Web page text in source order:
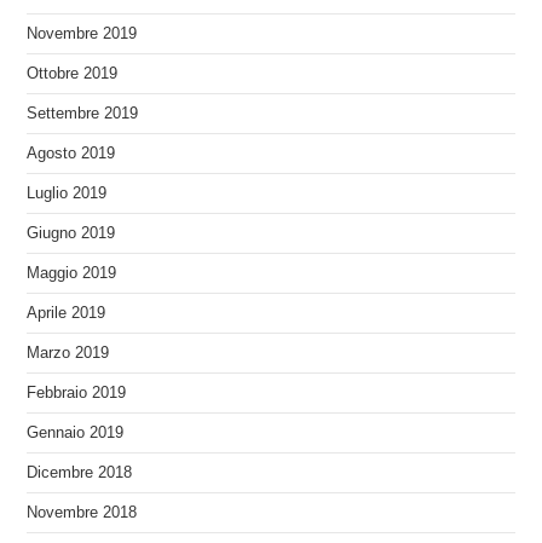
Novembre 2019
Ottobre 2019
Settembre 2019
Agosto 2019
Luglio 2019
Giugno 2019
Maggio 2019
Aprile 2019
Marzo 2019
Febbraio 2019
Gennaio 2019
Dicembre 2018
Novembre 2018